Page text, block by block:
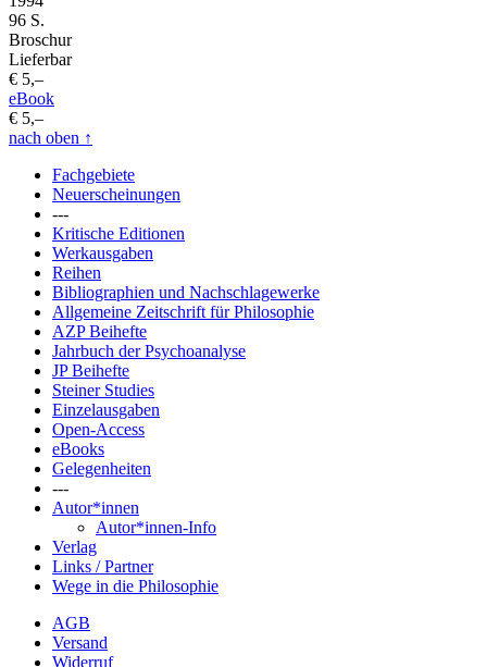
96 S.
Broschur
Lieferbar
€ 5,–
eBook
€ 5,–
nach oben ↑
Fachgebiete
Neuerscheinungen
---
Kritische Editionen
Werkausgaben
Reihen
Bibliographien und Nachschlagewerke
Allgemeine Zeitschrift für Philosophie
AZP Beihefte
Jahrbuch der Psychoanalyse
JP Beihefte
Steiner Studies
Einzelausgaben
Open-Access
eBooks
Gelegenheiten
---
Autor*innen
Autor*innen-Info
Verlag
Links / Partner
Wege in die Philosophie
AGB
Versand
Widerruf